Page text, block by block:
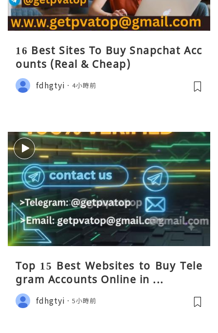
16 Best Sites To Buy Snapchat Acc
ounts (Real & Cheap)
fdhgtyi 4小時前
Top 15 Best Websites to Buy Tele
gram Accounts Online in ...
fdhgtyi 5小時前